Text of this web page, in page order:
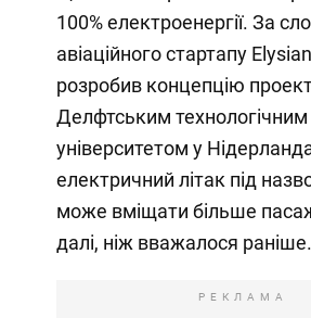
100% електроенергії. За
авіаційного стартапу
розробив концепцію
Делфтським технологічним
університетом у
електричний літак під
може вміщати більше
далі, ніж вважалося раніше.
РЕКЛАМА